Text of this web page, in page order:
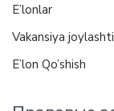
E’lonlar
Vakansiya
E’lon Qo’shish